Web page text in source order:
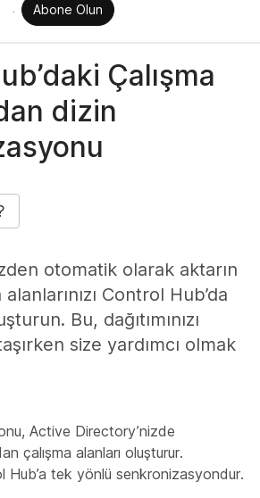
Abone Olun
Çalışma
dizin
otomatik olarak aktarın
Control Hub’da
Bu, dağıtımınızı
size yardımcı olmak
Active Directory’nizde
çalışma alanları oluşturur.
Hub’a tek yönlü senkronizasyondur.